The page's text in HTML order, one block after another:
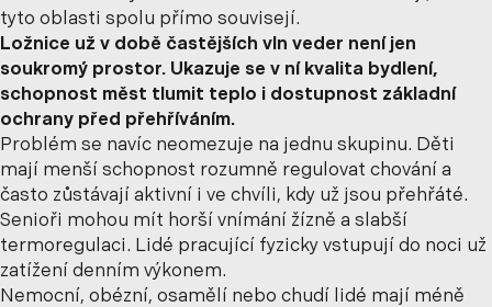
tyto oblasti spolu přímo souvisejí.
Ložnice už v době častějších vln veder není jen
soukromý prostor. Ukazuje se v ní kvalita bydlení,
schopnost měst tlumit teplo i dostupnost základní
ochrany před přehříváním.
Problém se navíc neomezuje na jednu skupinu. Děti
mají menší schopnost rozumně regulovat chování a
často zůstávají aktivní i ve chvíli, kdy už jsou přehřáté.
Senioři mohou mít horší vnímání žízně a slabší
termoregulaci. Lidé pracující fyzicky vstupují do noci už
zatížení denním výkonem.
Nemocní, obézní, osamělí nebo chudí lidé mají méně